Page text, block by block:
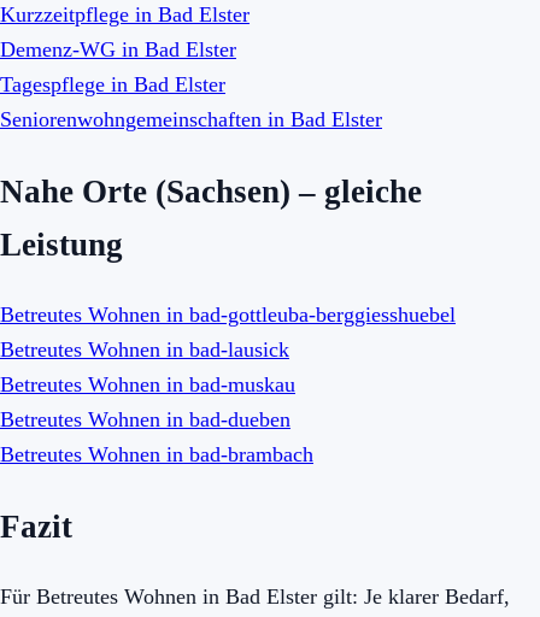
Kurzzeitpflege in Bad Elster
Demenz-WG in Bad Elster
Tagespflege in Bad Elster
Seniorenwohngemeinschaften in Bad Elster
Nahe Orte (Sachsen) – gleiche
Leistung
Betreutes Wohnen in bad-gottleuba-berggiesshuebel
Betreutes Wohnen in bad-lausick
Betreutes Wohnen in bad-muskau
Betreutes Wohnen in bad-dueben
Betreutes Wohnen in bad-brambach
Fazit
Für Betreutes Wohnen in Bad Elster gilt: Je klarer Bedarf,